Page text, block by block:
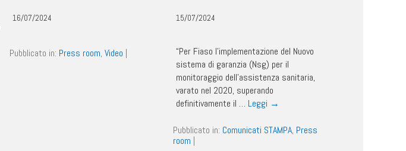
16/07/2024
Pubblicato in: Press room, Video |
15/07/2024
“Per Fiaso l’implementazione del Nuovo
sistema di garanzia (Nsg) per il
monitoraggio dell’assistenza sanitaria,
varato nel 2020, superando
definitivamente il … Leggi →
Pubblicato in: Comunicati STAMPA, Press
room |